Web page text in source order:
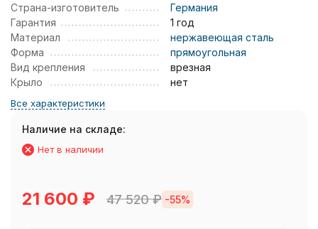
Страна-изготовитель
Германия
Гарантия
1 год
Материал
нержавеющая сталь
Форма
прямоугольная
Вид крепления
врезная
Крыло
нет
Все характеристики
Наличие на складе:
Нет в наличии
21 600 ₽ 47 520₽ -55%